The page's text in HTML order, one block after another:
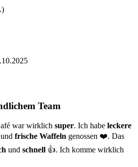
Team
war wirklich super. Ich habe leckere
und frische Waffeln genossen ❤️. Das
und schnell 👍. Ich komme wirklich